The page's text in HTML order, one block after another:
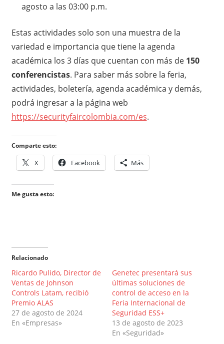
agosto a las 03:00 p.m.
Estas actividades solo son una muestra de la
variedad e importancia que tiene la agenda
académica los 3 días que cuentan con más de 150
conferencistas. Para saber más sobre la feria,
actividades, boletería, agenda académica y demás,
podrá ingresar a la página web
https://securityfaircolombia.com/es.
Comparte esto:
X Facebook Más
Me gusta esto:
Relacionado
Ricardo Pulido, Director de
Ventas de Johnson
Controls Latam, recibió
Premio ALAS
27 de agosto de 2024
En «Empresas»
Genetec presentará sus
últimas soluciones de
control de acceso en la
Feria Internacional de
Seguridad ESS+
13 de agosto de 2023
En «Seguridad»